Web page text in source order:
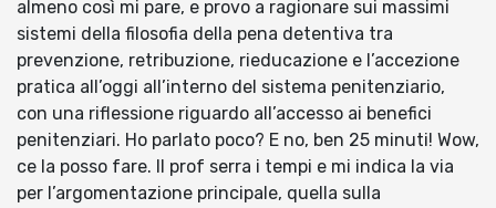
almeno così mi pare, e provo a ragionare sui massimi
sistemi della filosofia della pena detentiva tra
prevenzione, retribuzione, rieducazione e l’accezione
pratica all’oggi all’interno del sistema penitenziario,
con una riflessione riguardo all’accesso ai benefici
penitenziari. Ho parlato poco? E no, ben 25 minuti! Wow,
ce la posso fare. Il prof serra i tempi e mi indica la via
per l’argomentazione principale, quella sulla